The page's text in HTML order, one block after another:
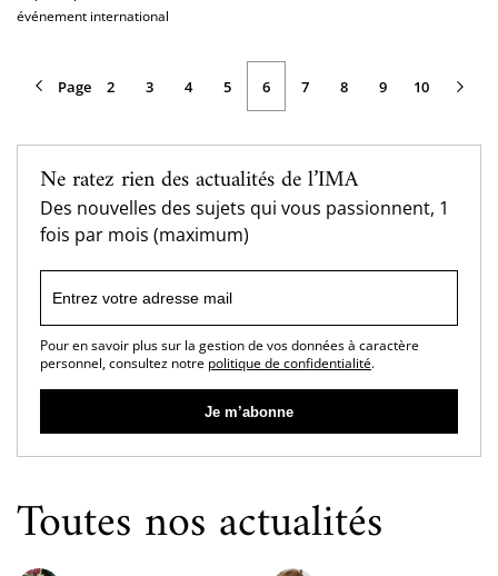
événement international
Pagination
précédentePage Page
2 Page
3 Page
4 Page
5
courante
6 Page
7 Page
8 Page
9 Page
10 Page
suivante
Ne ratez rien des actualités de l’IMA
Des nouvelles des sujets qui vous passionnent, 1
fois par mois (maximum)
Pour en savoir plus sur la gestion de vos données à caractère
personnel, consultez notre politique de confidentialité.
Toutes nos actualités